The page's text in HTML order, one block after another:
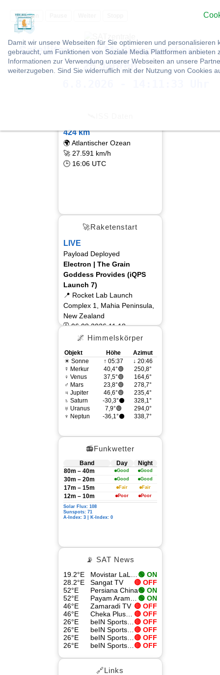
Vorlesen
Damit wir unsere Webseiten für Sie optimieren und
gebraucht, um Funktionen von Soziale Media Plattformen
Informationen zur Verwendung unserer Webseiten an unsere
weiterzugeben. Sind Sie widerruflich mit der Nutzung von Cookies
Satelliten- und Medienportal seit
25 Jahren
424 km
🌍 Atlantischer Ozean
🚀 27.591 km/h
🕒 16:06 UTC
🚀Raketenstart
LIVE
Payload Deployed
Electron | The Grain
Goddess Provides (iQPS
Launch 7)
📍 Rocket Lab Launch
Complex 1, Mahia Peninsula,
New Zealand
🗓 06.08.2026 11:18
🌌 Himmelskörper
Objekt Höhe
Azimut
☀ Sonne
↑ 05:37
↓ 20:46
☿ Merkur
40,4°🟢
250,8°
♀ Venus
37,5°🟢
164,6°
♂ Mars
23,8°🟢
278,7°
♃ Jupiter
46,6°🟢
235,4°
♄ Saturn
-30,3°⚫
328,1°
♅ Uranus
7,9°🟢
294,0°
♆ Neptun
-36,1°⚫ 338,7°
📻Funkwetter
Band Day
Night
80m – 40m
Good Good
30m – 20m Good Good
17m – 15m Fair Fair
12m – 10m Poor Poor
Solar Flux: 108
Sunspots: 71
A-Index: 3 | K-Index: 0
📡 SAT News
19.2°E
🟢 ON
28.2°E
Sangat TV
🔴 OFF
52°E
Persiana China🟢 ON
52°E
🟢 ON
46°E
Zamaradi TV 🔴 OFF
46°E
Cheka Plus TV
🔴 OFF
26°E
beIN Sports Xtra 8 🔴 OFF
26°E
beIN Sports Xtra 1 HD 🔴 OFF
26°E
beIN Sports Xtra 9 🔴 OFF
26°E
beIN Sports HD 🔴 OFF
🔗Links